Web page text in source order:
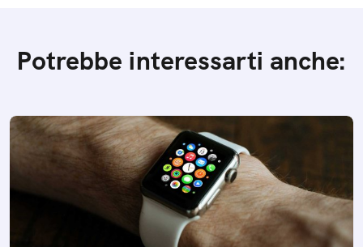
Potrebbe interessarti anche: